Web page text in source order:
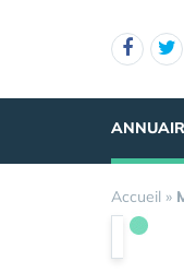
Accueil »